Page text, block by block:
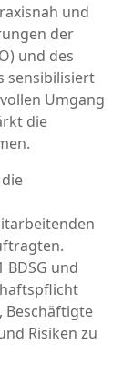
und
der
und des
sensibilisiert
Umgang
die
BDSG und
Beschäftigte
Risiken zu